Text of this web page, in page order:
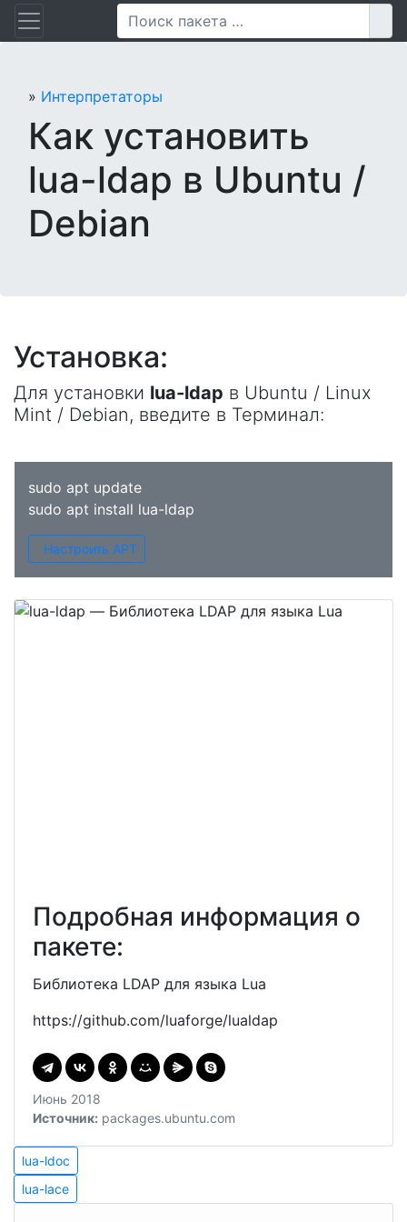
Перейти
» Интерпретаторы
Как установить
lua-ldap в Ubuntu /
Debian
Установка:
Для установки lua-ldap в Ubuntu / Linux
Mint / Debian, введите в Терминал:
sudo apt update
sudo apt install lua-ldap
Настроить APT
Подробная информация о
пакете:
Библиотека LDAP для языка Lua
https://github.com/luaforge/lualdap
Июнь 2018
Источник: packages.ubuntu.com
Навигация
по
lua-
ldoc
lua-ldoc
lua-
lace
lua-lace